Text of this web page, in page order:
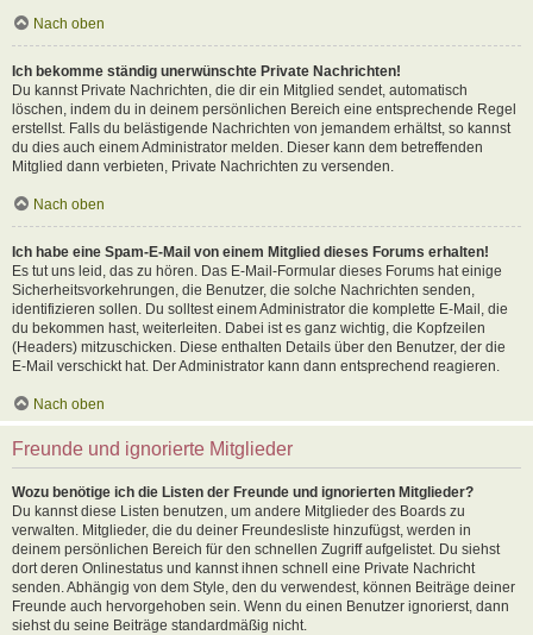
Nach oben
Ich bekomme ständig unerwünschte Private Nachrichten!
Du kannst Private Nachrichten, die dir ein Mitglied sendet, automatisch
löschen, indem du in deinem persönlichen Bereich eine entsprechende Regel
erstellst. Falls du belästigende Nachrichten von jemandem erhältst, so kannst
du dies auch einem Administrator melden. Dieser kann dem betreffenden
Mitglied dann verbieten, Private Nachrichten zu versenden.
Nach oben
Ich habe eine Spam-E-Mail von einem Mitglied dieses Forums erhalten!
Es tut uns leid, das zu hören. Das E-Mail-Formular dieses Forums hat einige
Sicherheitsvorkehrungen, die Benutzer, die solche Nachrichten senden,
identifizieren sollen. Du solltest einem Administrator die komplette E-Mail, die
du bekommen hast, weiterleiten. Dabei ist es ganz wichtig, die Kopfzeilen
(Headers) mitzuschicken. Diese enthalten Details über den Benutzer, der die
E-Mail verschickt hat. Der Administrator kann dann entsprechend reagieren.
Nach oben
Freunde und ignorierte Mitglieder
Wozu benötige ich die Listen der Freunde und ignorierten Mitglieder?
Du kannst diese Listen benutzen, um andere Mitglieder des Boards zu
verwalten. Mitglieder, die du deiner Freundesliste hinzufügst, werden in
deinem persönlichen Bereich für den schnellen Zugriff aufgelistet. Du siehst
dort deren Onlinestatus und kannst ihnen schnell eine Private Nachricht
senden. Abhängig von dem Style, den du verwendest, können Beiträge deiner
Freunde auch hervorgehoben sein. Wenn du einen Benutzer ignorierst, dann
siehst du seine Beiträge standardmäßig nicht.